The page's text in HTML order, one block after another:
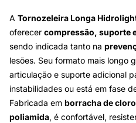
A Tornozeleira Longa
oferecer compressão, suporte
sendo indicada tanto na
lesões. Seu formato mais longo
articulação e suporte adicional
instabilidades ou está em fase
Fabricada em borracha de
poliamida, é confortável,